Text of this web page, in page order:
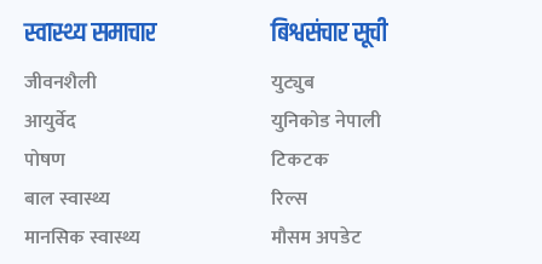
स्वास्थ्य समाचार
जीवनशैली
आयुर्वेद
पोषण
बाल स्वास्थ्य
मानसिक स्वास्थ्य
बिश्वसंचार सूची
युट्युब
युनिकोड नेपाली
टिकटक
रिल्स
मौसम अपडेट